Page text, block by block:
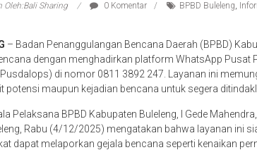
Oleh:Bali Sharing 0 Komentar BPBD Buleleng,
– Badan Penanggulangan Bencana Daerah (BPBD)
dengan menghadirkan platform WhatsApp Pusat
di nomor 0811 3892 247. Layanan ini
potensi maupun kejadian bencana untuk segera
Pelaksana BPBD Kabupaten Buleleng, I Gede
Rabu (4/12/2025) mengatakan bahwa layanan ini
dapat melaporkan gejala bencana seperti kenaikan